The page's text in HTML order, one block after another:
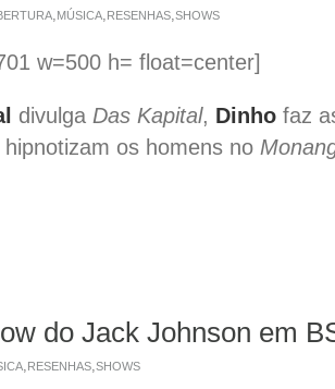
, MÚSICA, RESENHAS,SHOWS
w=500 h= float=center]
divulga Das Kapital, Dinho faz
os homens no
do Jack Johnson em
, RESENHAS,SHOWS